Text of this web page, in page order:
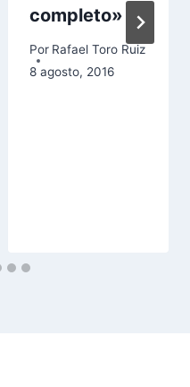
completo»
Por Rafael Toro Ruiz
8 agosto, 2016